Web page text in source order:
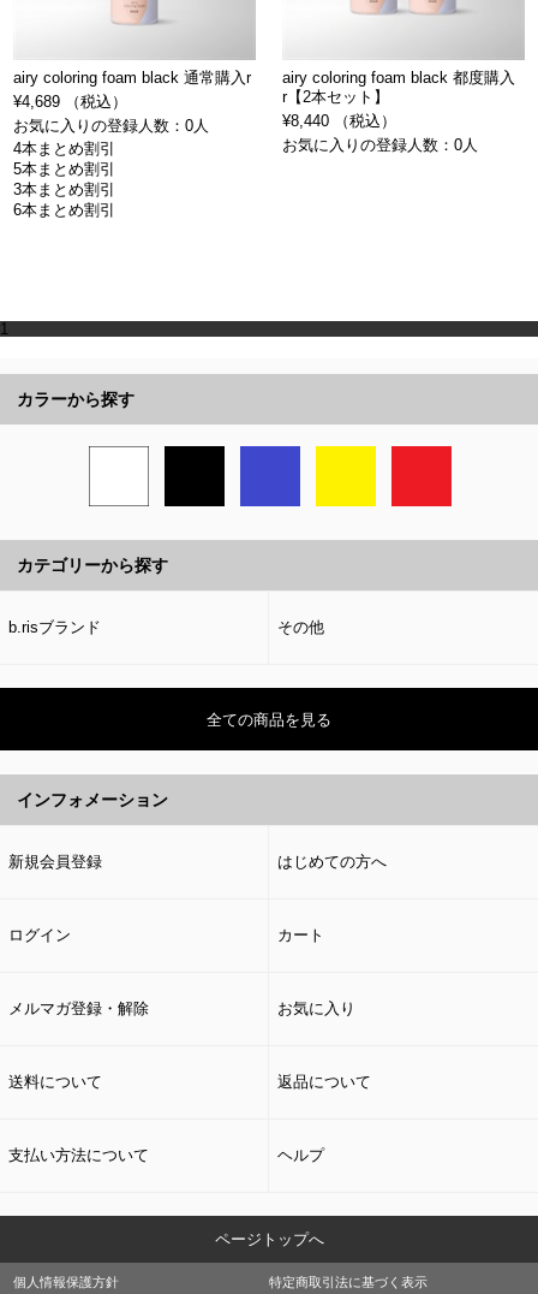
airy coloring foam black 通常購入r
¥4,689 （税込）
お気に入りの登録人数：0人
4本まとめ割引
5本まとめ割引
3本まとめ割引
6本まとめ割引
airy coloring foam black 都度購入
r【2本セット】
¥8,440 （税込）
お気に入りの登録人数：0人
1
カラーから探す
カテゴリーから探す
b.risブランド その他
全ての商品を見る
インフォメーション
新規会員登録 はじめての方へ
ログイン カート
メルマガ登録・解除 お気に入り
送料について 返品について
支払い方法について ヘルプ
ページトップへ
個人情報保護方針 特定商取引法に基づく表示